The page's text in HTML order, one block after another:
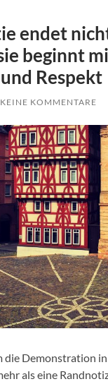
endet
beginnt
Respekt
KEINE KOMMENTARE
die Demonstration
als eine